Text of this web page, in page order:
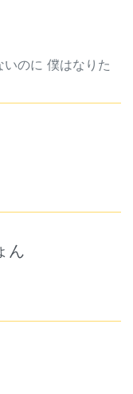
のに 僕はなりた
ん